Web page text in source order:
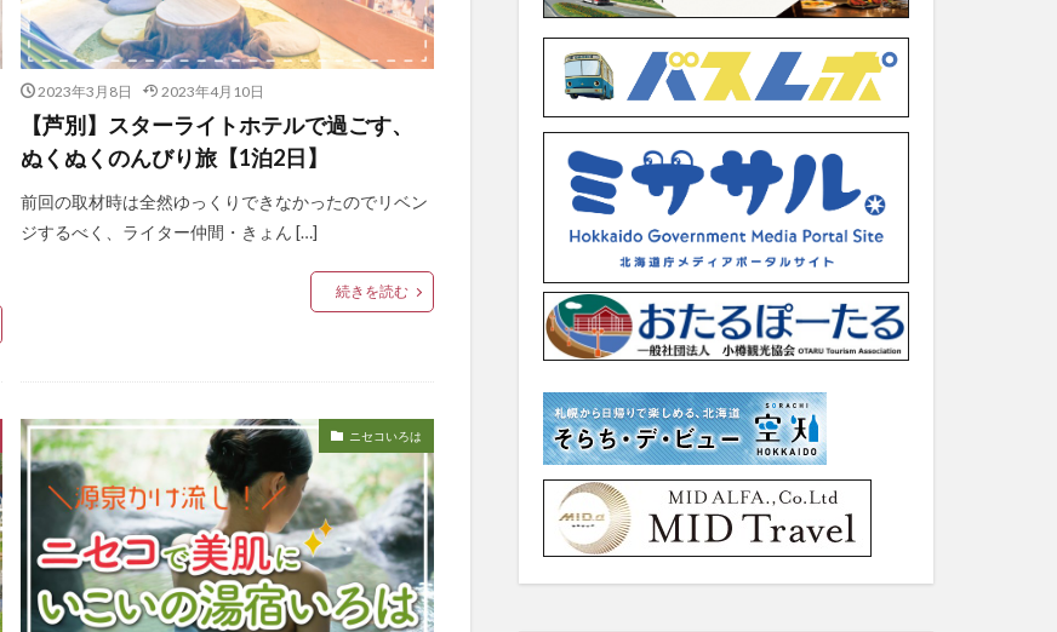
2023年3月8日 2023年4月10日
【芦別】スターライトホテルで過ごす、
ぬくぬくのんびり旅【1泊2日】
前回の取材時は全然ゆっくりできなかったのでリベン
ジするべく、ライター仲間・きょん […]
続きを読む
ニセコいろは